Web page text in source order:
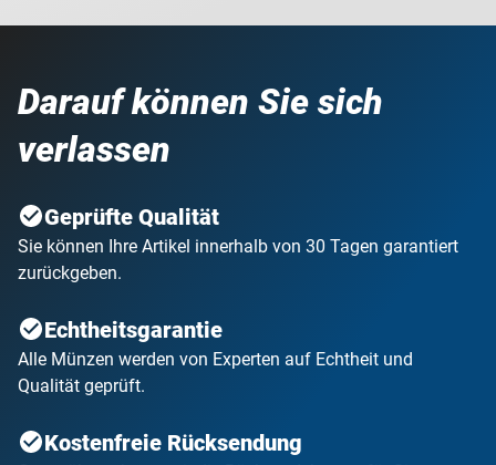
Darauf können Sie sich
verlassen
Geprüfte Qualität
Sie können Ihre Artikel innerhalb von 30 Tagen garantiert
zurückgeben.
Echtheitsgarantie
Alle Münzen werden von Experten auf Echtheit und
Qualität geprüft.
Kostenfreie Rücksendung